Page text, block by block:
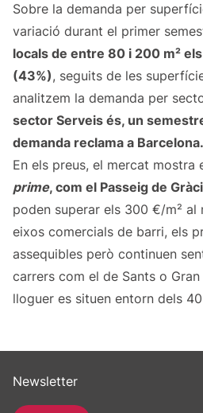
Sobre la demanda per
variació durant el primer
locals de entre 80 i 200 m²
(43%), seguits de les
analitzem la demanda per
sector Serveis és, un
demanda reclama a Barcelona.
En els preus, el mercat mostra
prime, com el Passeig de
poden superar els 300 €/m² al
eixos comercials de barri, els
assequibles però continuen
carrers com el de Sants o
lloguer es situen entorn dels
Newsletter